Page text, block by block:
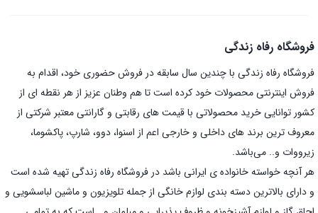
فروشگاه رفاه زندگی
فروشگاه رفاه زندگی با چندین سال سابقه در فروش حضوری خود، اقدام به
فروش اینترنتی محصولات خود کرده است تا هم وطنان عزیز از هر نقطه ای از
کشور توانایی خرید محصولاتی با قیمت های رقابتی و گارانتی معتبر شرکتی از
معروف ترین برند های داخلی و خارجی اعم از اسنوا، دوو، شارپ، پاکشوما،
زیرووات و.. می‌باشد.
هر آنچه خواسته خانواده ی ایرانی باشد در فروشگاه رفاه زندگی تهیه شده است
و دارای بالاترین دسته بندی لوازم خانگی از جمله تلویزیون و ماشین لباسشویی و